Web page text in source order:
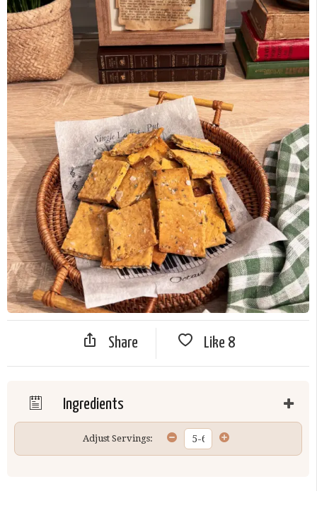
Share Like 8
Ingredients
Adjust Servings: